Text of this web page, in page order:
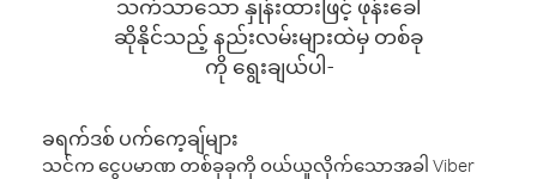
သက်သာသော နှုန်းထားဖြင့် ဖုန်းခေါ်
ဆိုနိုင်သည့် နည်းလမ်းများထဲမှ တစ်ခု
ကို ရွေးချယ်ပါ-
ခရက်ဒစ် ပက်ကေ့ချ်များ
သင်က ငွေပမာဏ တစ်ခုခုကို ဝယ်ယူလိုက်သောအခါ Viber